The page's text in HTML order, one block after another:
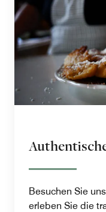
Besuchen Sie
erleben Sie die